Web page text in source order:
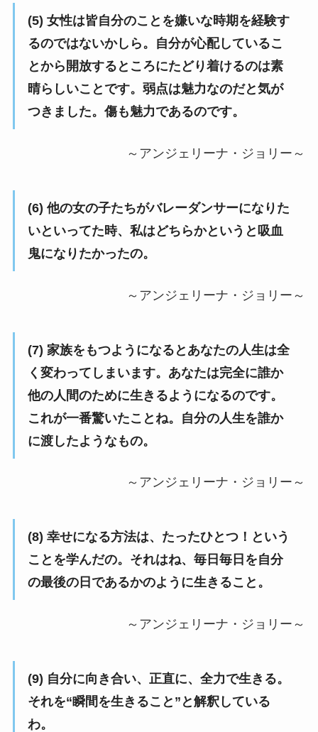
(5) 女性は皆自分のことを嫌いな時期を経験す
るのではないかしら。自分が心配しているこ
とから開放するところにたどり着けるのは素
晴らしいことです。弱点は魅力なのだと気が
つきました。傷も魅力であるのです。
～アンジェリーナ・ジョリー～
(6) 他の女の子たちがバレーダンサーになりた
いといってた時、私はどちらかというと吸血
鬼になりたかったの。
～アンジェリーナ・ジョリー～
(7) 家族をもつようになるとあなたの人生は全
く変わってしまいます。あなたは完全に誰か
他の人間のために生きるようになるのです。
これが一番驚いたことね。自分の人生を誰か
に渡したようなもの。
～アンジェリーナ・ジョリー～
(8) 幸せになる方法は、たったひとつ！という
ことを学んだの。それはね、毎日毎日を自分
の最後の日であるかのように生きること。
～アンジェリーナ・ジョリー～
(9) 自分に向き合い、正直に、全力で生きる。
それを“瞬間を生きること”と解釈している
わ。